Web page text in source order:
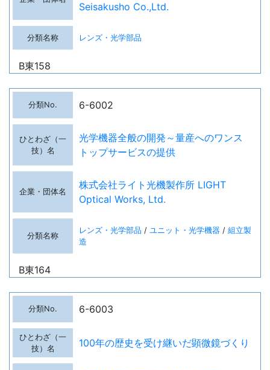
Seisakusho Co.,Ltd.
レンズ・光学部品
B東158
6-6002
光学機器全般の開発～量産へのワンス
トップサービスの提供
株式会社ライト光機製作所 LIGHT
Optical Works, Ltd.
レンズ・光学部品 ユニット・光学機器
組立製
造
B東164
6-6003
100年の歴史を受け継いだ顕微鏡づくり